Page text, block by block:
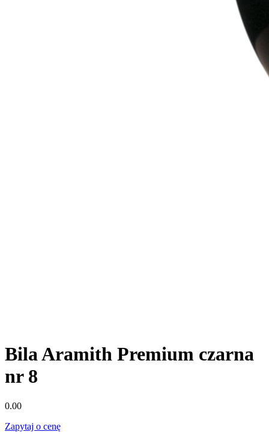
Bila Aramith Premium czarna
nr 8
0.00
Zapytaj o cenę